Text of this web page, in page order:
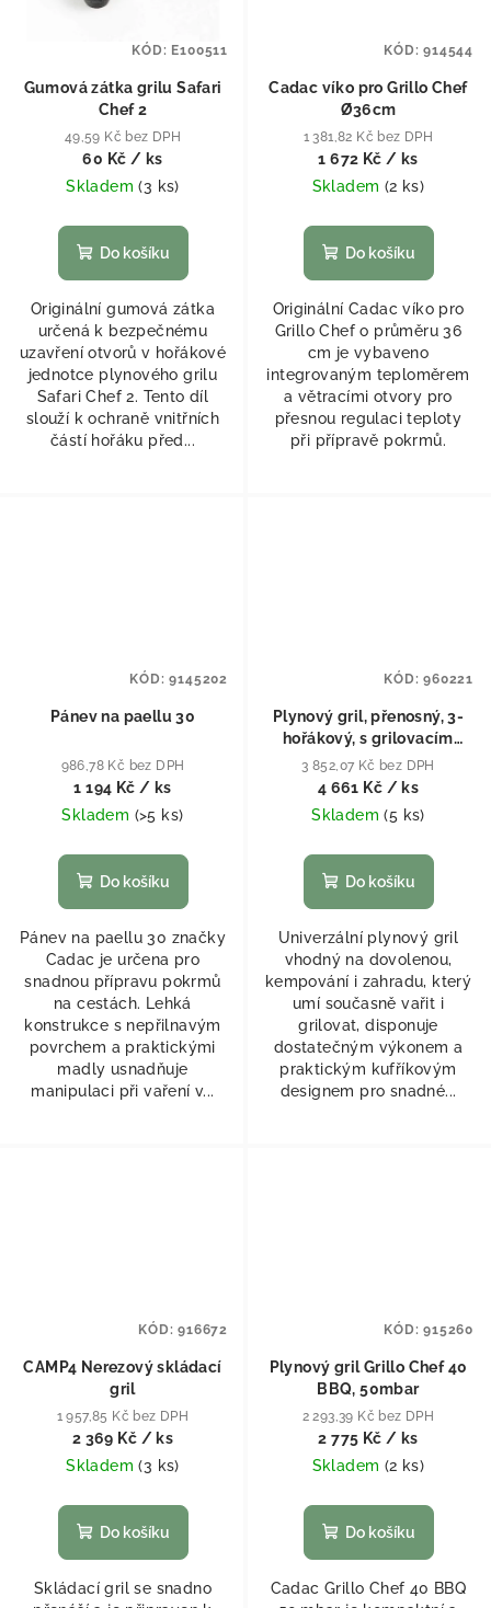
Gumová zátka grilu Safari
Chef 2
49,59 Kč bez DPH
60 Kč / ks
Skladem(3 ks)
Do košíku
Originální gumová zátka
určená k bezpečnému
uzavření otvorů v hořákové
jednotce plynového grilu
Safari Chef 2. Tento díl
slouží k ochraně vnitřních
částí hořáku před...
KÓD: E100511
Cadac víko pro Grillo Chef
Ø36cm
1 381,82 Kč bez DPH
1 672 Kč / ks
Skladem (2 ks)
Do košíku
Originální Cadac víko pro
Grillo Chef o průměru 36
cm je vybaveno
integrovaným teploměrem
a větracími otvory pro
přesnou regulaci teploty
při přípravě pokrmů.
KÓD:914544
Pánev na paellu 30
986,78 Kč bez DPH
1 194 Kč / ks
Skladem (>5 ks)
Do košíku
Pánev na paellu 30 značky
Cadac je určena pro
snadnou přípravu pokrmů
na cestách. Lehká
konstrukce s nepřilnavým
povrchem a praktickými
madly usnadňuje
manipulaci při vaření v...
KÓD:9145202
Plynový gril, přenosný, 3-
hořákový, s grilovacím
motorem, 50 mbar
3 852,07 Kč bez DPH
4 661 Kč / ks
Skladem(5 ks)
Do košíku
Univerzální plynový gril
vhodný na dovolenou,
kempování i zahradu, který
umí současně vařit i
grilovat, disponuje
dostatečným výkonem a
praktickým kufříkovým
designem pro snadné...
KÓD:960221
CAMP4 Nerezový skládací
gril
1 957,85 Kč bez DPH
2 369 Kč / ks
Skladem(3 ks)
Do košíku
Skládací gril se snadno
KÓD:916672
Plynový gril Grillo Chef 40
BBQ, 50mbar
2 293,39 Kč bez DPH
2 775 Kč / ks
Skladem (2 ks)
Do košíku
Cadac Grillo Chef 40 BBQ
KÓD:915260